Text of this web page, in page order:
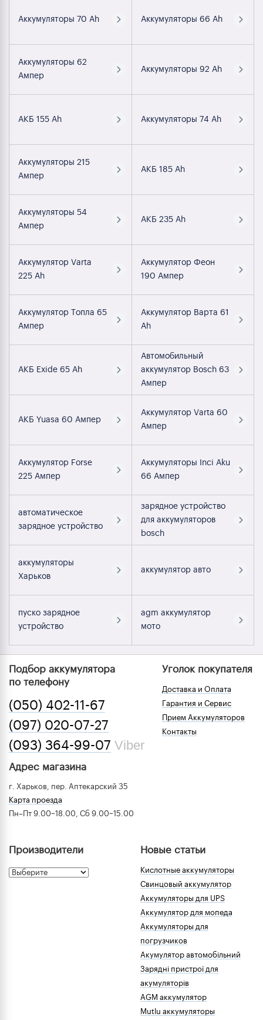
Аккумуляторы 70 Ah Аккумуляторы 66 Ah
Аккумуляторы 62
Ампер
Аккумуляторы 92 Ah
АКБ 155 Ah Аккумуляторы 74 Ah
Аккумуляторы 215
Ампер
АКБ 185 Ah
Аккумуляторы 54
Ампер
АКБ 235 Ah
Аккумулятор Varta
225 Ah
Аккумулятор Феон
190 Ампер
Аккумулятор Топла 65
Ампер
Аккумулятор Варта 61
Ah
АКБ Exide 65 Ah
Автомобильный
аккумулятор Bosch 63
Ампер
АКБ Yuasa 60 Ампер
Аккумулятор Varta 60
Ампер
Аккумулятор Forse
225 Ампер
Аккумуляторы Inci Aku
66 Ампер
автоматическое
зарядное устройство
зарядное устройство
для аккумуляторов
bosch
аккумуляторы
Харьков
аккумулятор авто
пуско зарядное
устройство
agm аккумулятор
мото
Подбор аккумулятора
по телефону
(050) 402-11-67
(097) 020-07-27
(093) 364-99-07 Viber
Адрес магазина
г. Харьков, пер. Аптекарский 35
Карта проезда
Пн–Пт 9.00–18.00, Сб 9.00–15.00
Уголок покупателя
Доставка и Оплата
Гарантия и Сервис
Прием Аккумуляторов
Контакты
Производители Новые статьи
Кислотные аккумуляторы
Свинцовый аккумулятор
Аккумуляторы для UPS
Аккумулятор для мопеда
Аккумуляторы для
погрузчиков
Акумулятор автомобільний
Зарядні пристрої для
акумуляторів
AGM аккумулятор
Mutlu аккумуляторы